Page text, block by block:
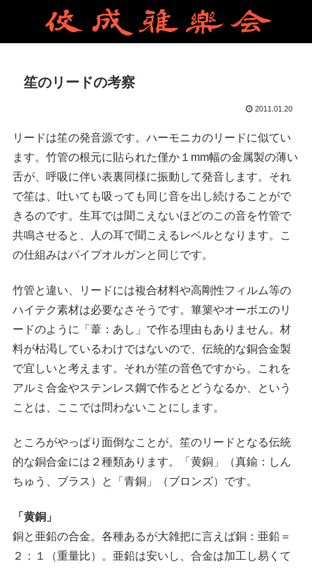
笙のリードの考察
2011.01.20
リードは笙の発音源です。ハーモニカのリードに似てい
ます。竹管の根元に貼られた僅か１mm幅の金属製の薄い
舌が、呼吸に伴い表裏同様に振動して発音します。それ
で笙は、吐いても吸っても同じ音を出し続けることがで
きるのです。生耳では聞こえないほどのこの音を竹管で
共鳴させると、人の耳で聞こえるレベルとなります。こ
の仕組みはパイプオルガンと同じです。
竹管と違い、リードには複合材料や高剛性フィルム等の
ハイテク素材は必要なさそうです。篳篥やオーボエのリ
ードのように「葦：あし」で作る理由もありません。材
料が枯渇しているわけではないので、伝統的な銅合金製
で宜しいと考えます。それが笙の音色ですから。これを
アルミ合金やステンレス鋼で作るとどうなるか、という
ことは、ここでは問わないことにします。
ところがやっぱり面倒なことが。笙のリードとなる伝統
的な銅合金には２種類あります。「黄銅」（真鍮：しん
ちゅう、ブラス）と「青銅」（ブロンズ）です。
「黄銅」
銅と亜鉛の合金。各種あるが大雑把に言えば銅：亜鉛＝
２：１（重量比）。亜鉛は安いし、合金は加工し易くて